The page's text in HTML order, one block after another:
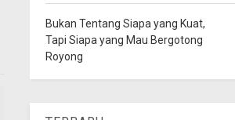
Bukan Tentang Siapa yang Kuat,
Tapi Siapa yang Mau Bergotong
Royong